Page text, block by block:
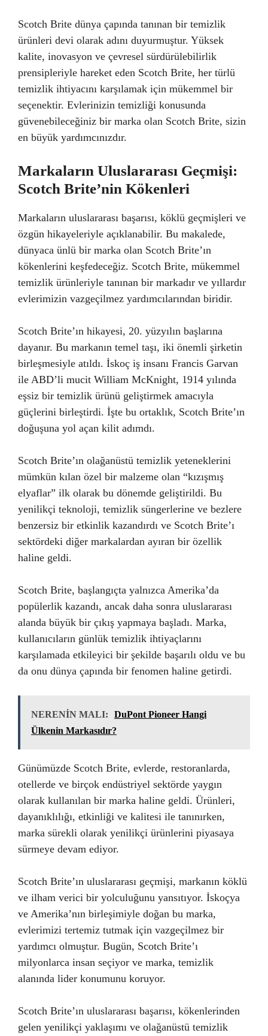
Scotch Brite dünya çapında tanınan bir temizlik
ürünleri devi olarak adını duyurmuştur. Yüksek
kalite, inovasyon ve çevresel sürdürülebilirlik
prensipleriyle hareket eden Scotch Brite, her türlü
temizlik ihtiyacını karşılamak için mükemmel bir
seçenektir. Evlerinizin temizliği konusunda
güvenebileceğiniz bir marka olan Scotch Brite, sizin
en büyük yardımcınızdır.
Markaların Uluslararası Geçmişi:
Scotch Brite’nin Kökenleri
Markaların uluslararası başarısı, köklü geçmişleri ve
özgün hikayeleriyle açıklanabilir. Bu makalede,
dünyaca ünlü bir marka olan Scotch Brite’ın
kökenlerini keşfedeceğiz. Scotch Brite, mükemmel
temizlik ürünleriyle tanınan bir markadır ve yıllardır
evlerimizin vazgeçilmez yardımcılarından biridir.
Scotch Brite’ın hikayesi, 20. yüzyılın başlarına
dayanır. Bu markanın temel taşı, iki önemli şirketin
birleşmesiyle atıldı. İskoç iş insanı Francis Garvan
ile ABD’li mucit William McKnight, 1914 yılında
eşsiz bir temizlik ürünü geliştirmek amacıyla
güçlerini birleştirdi. İşte bu ortaklık, Scotch Brite’ın
doğuşuna yol açan kilit adımdı.
Scotch Brite’ın olağanüstü temizlik yeteneklerini
mümkün kılan özel bir malzeme olan “kızışmış
elyaflar” ilk olarak bu dönemde geliştirildi. Bu
yenilikçi teknoloji, temizlik süngerlerine ve bezlere
benzersiz bir etkinlik kazandırdı ve Scotch Brite’ı
sektördeki diğer markalardan ayıran bir özellik
haline geldi.
Scotch Brite, başlangıçta yalnızca Amerika’da
popülerlik kazandı, ancak daha sonra uluslararası
alanda büyük bir çıkış yapmaya başladı. Marka,
kullanıcıların günlük temizlik ihtiyaçlarını
karşılamada etkileyici bir şekilde başarılı oldu ve bu
da onu dünya çapında bir fenomen haline getirdi.
NERENİN MALI:
DuPont Pioneer Hangi
Ülkenin Markasıdır?
Günümüzde Scotch Brite, evlerde, restoranlarda,
otellerde ve birçok endüstriyel sektörde yaygın
olarak kullanılan bir marka haline geldi. Ürünleri,
dayanıklılığı, etkinliği ve kalitesi ile tanınırken,
marka sürekli olarak yenilikçi ürünlerini piyasaya
sürmeye devam ediyor.
Scotch Brite’ın uluslararası geçmişi, markanın köklü
ve ilham verici bir yolculuğunu yansıtıyor. İskoçya
ve Amerika’nın birleşimiyle doğan bu marka,
evlerimizi tertemiz tutmak için vazgeçilmez bir
yardımcı olmuştur. Bugün, Scotch Brite’ı
milyonlarca insan seçiyor ve marka, temizlik
alanında lider konumunu koruyor.
Scotch Brite’ın uluslararası başarısı, kökenlerinden
gelen yenilikçi yaklaşımı ve olağanüstü temizlik